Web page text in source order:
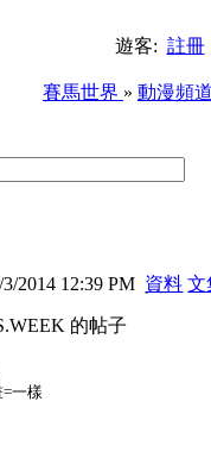
遊客: 註冊
賽馬世界 » 動漫頻
2014 12:39 PM 資料 文
的帖子
一樣